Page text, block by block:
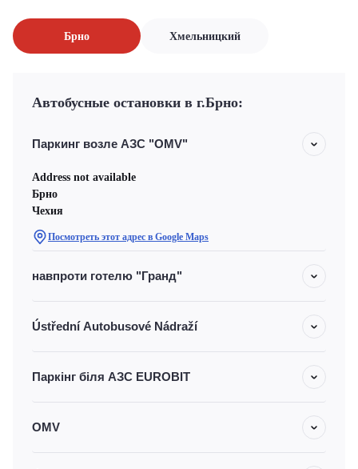
Брно Хмельницкий
Автобусные остановки в г.Брно:
Паркинг возле АЗС "OMV"
Address not available
Брно
Чехия
Посмотреть этот адрес в Google Maps
навпроти готелю "Гранд"
Ústřední Autobusové Nádraží
Паркінг біля АЗС EUROBIT
OMV